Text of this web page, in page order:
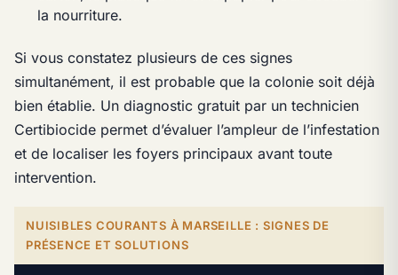
la nourriture.
Si vous constatez plusieurs de ces signes
simultanément, il est probable que la colonie soit déjà
bien établie. Un diagnostic gratuit par un technicien
Certibiocide permet d’évaluer l’ampleur de l’infestation
et de localiser les foyers principaux avant toute
intervention.
NUISIBLES COURANTS À MARSEILLE : SIGNES DE
PRÉSENCE ET SOLUTIONS